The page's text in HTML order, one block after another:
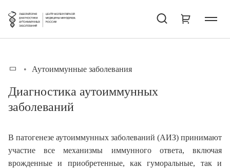
Аутоиммунные заболевания
Диагностика аутоиммунных
заболеваний
В патогенезе аутоиммунных заболеваний (АИЗ) принимают
участие все механизмы иммунного ответа, включая
врожденные и приобретенные, как гуморальные, так и